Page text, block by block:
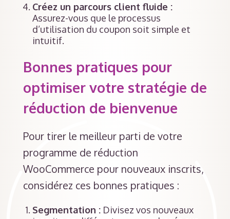
Créez un parcours client fluide :
Assurez-vous que le processus
d’utilisation du coupon soit simple et
intuitif.
Bonnes pratiques pour
optimiser votre stratégie de
réduction de bienvenue
Pour tirer le meilleur parti de votre
programme de réduction
WooCommerce pour nouveaux inscrits,
considérez ces bonnes pratiques :
Segmentation :Divisez vos nouveaux